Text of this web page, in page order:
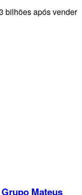
bilhões após vender
Mateus